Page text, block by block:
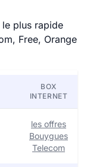
plus rapide
Free, Orange
BOX
INTERNET
les offres
Bouygues
Telecom